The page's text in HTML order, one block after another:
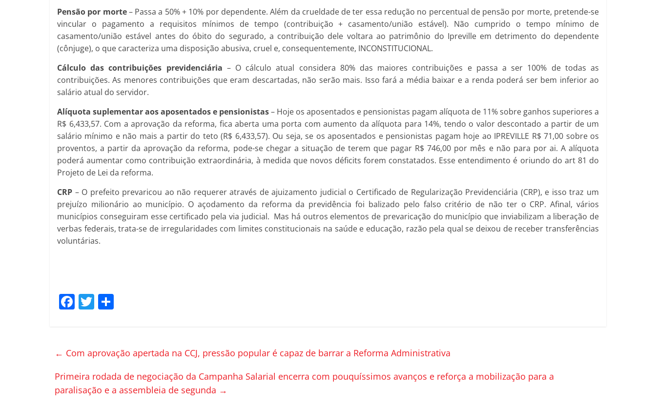
Pensão por morte– Passa a 50% + 10% por dependente. Além da crueldade de ter essa redução no percentual de pensão por morte, pretende-se
vincular o pagamento a requisitos mínimos de tempo (contribuição + casamento/união estável). Não cumprido o tempo mínimo de
casamento/união estável antes do óbito do segurado, a contribuição dele voltara ao patrimônio do Ipreville em detrimento do dependente
(cônjuge), o que caracteriza uma disposição abusiva, cruel e, consequentemente, INCONSTITUCIONAL.
Cálculo das contribuições previdenciária – O cálculo atual considera 80% das maiores contribuições e passa a ser 100% de todas as
contribuições. As menores contribuições que eram descartadas, não serão mais. Isso fará a média baixar e a renda poderá ser bem inferior ao
salário atual do servidor.
Alíquota suplementar aos aposentados e pensionistas– Hoje os aposentados e pensionistas pagam alíquota de 11% sobre ganhos superiores a
R$ 6,433,57. Com a aprovação da reforma, fica aberta uma porta com aumento da alíquota para 14%, tendo o valor descontado a partir de um
salário mínimo e não mais a partir do teto (R$ 6,433,57). Ou seja, se os aposentados e pensionistas pagam hoje ao IPREVILLE R$ 71,00 sobre os
proventos, a partir da aprovação da reforma, pode-se chegar a situação de terem que pagar R$ 746,00 por mês e não para por ai. A alíquota
poderá aumentar como contribuição extraordinária, à medida que novos déficits forem constatados. Esse entendimento é oriundo do art 81 do
Projeto de Lei da reforma.
CRP – O prefeito prevaricou ao não requerer através de ajuizamento judicial o Certificado de Regularização Previdenciária (CRP), e isso traz um
prejuízo milionário ao município. O açodamento da reforma da previdência foi balizado pelo falso critério de não ter o CRP. Afinal, vários
municípios conseguiram esse certificado pela via judicial. Mas há outros elementos de prevaricação do município que inviabilizam a liberação de
verbas federais, trata-se de irregularidades com limites constitucionais na saúde e educação, razão pela qual se deixou de receber transferências
voluntárias.
F
e
o
o
T
er p
ar
til
h
← Com aprovação apertada na CCJ, pressão popular é capaz de barrar a Reforma Administrativa
Primeira rodada de negociação da Campanha Salarial encerra com pouquíssimos avanços e reforça a mobilização para a
paralisação e a assembleia de segunda →